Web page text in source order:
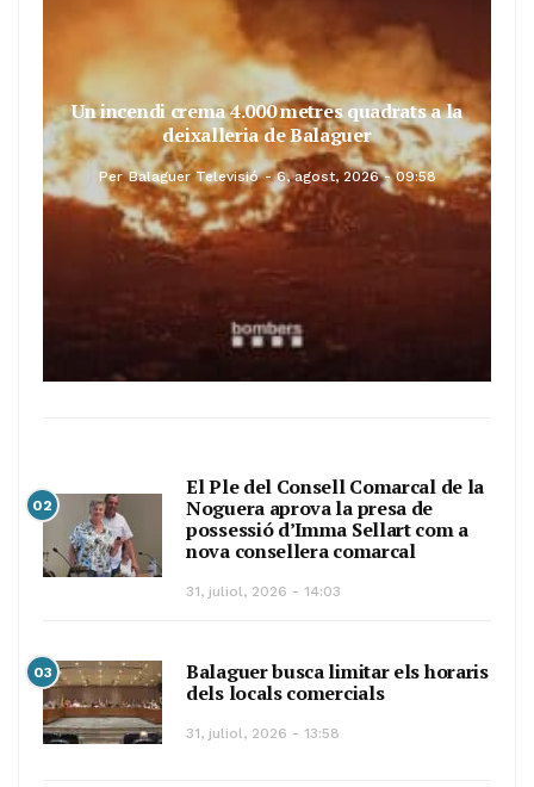
Un incendi crema 4.000 metres quadrats a la
deixalleria de Balaguer
Per Balaguer Televisió 6, agost, 2026 - 09:58
02
El Ple del Consell Comarcal de la
Noguera aprova la presa de
possessió d’Imma Sellart com a
nova consellera comarcal
31, juliol, 2026 - 14:03
03
Balaguer busca limitar els horaris
dels locals comercials
31, juliol, 2026 - 13:58